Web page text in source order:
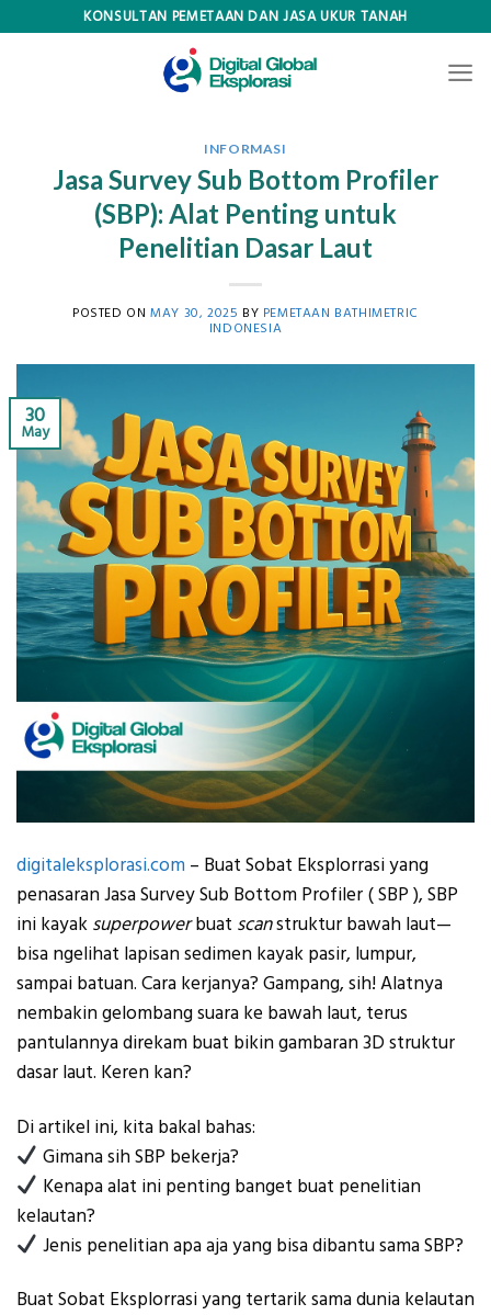
KONSULTAN PEMETAAN DAN JASA UKUR TANAH
INFORMASI
Jasa Survey Sub Bottom Profiler
(SBP): Alat Penting untuk
Penelitian Dasar Laut
POSTED ONMAY 30, 2025 BY PEMETAAN BATHIMETRIC
INDONESIA
30
May
digitaleksplorasi.com – Buat Sobat Eksplorrasi yang
penasaran Jasa Survey Sub Bottom Profiler ( SBP ), SBP
ini kayak superpowerbuat scanstruktur bawah laut—
bisa ngelihat lapisan sedimen kayak pasir, lumpur,
sampai batuan. Cara kerjanya? Gampang, sih! Alatnya
nembakin gelombang suara ke bawah laut, terus
pantulannya direkam buat bikin gambaran 3D struktur
dasar laut. Keren kan?
Di artikel ini, kita bakal bahas:
Gimana sih SBP bekerja?
Kenapa alat ini penting banget buat penelitian
kelautan?
Jenis penelitian apa aja yang bisa dibantu sama SBP?
Buat Sobat Eksplorrasi yang tertarik sama dunia kelautan